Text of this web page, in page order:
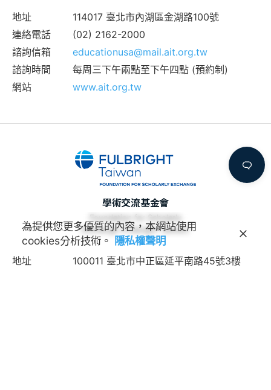
地址
114017 臺北市內湖區金湖路100號
連絡電話
(02) 2162-2000
諮詢信箱
educationusa@mail.ait.org.tw
諮詢時間
每周三下午兩點至下午四點 (預約制)
網站
www.ait.org.tw
學術交流基金會
Exchange (Fulbright Taiwan)
地址
100011 臺北市中正區延平南路45號3樓
為提供您更多優質的內容，本網站使用
cookies分析技術。
隱私權聲明